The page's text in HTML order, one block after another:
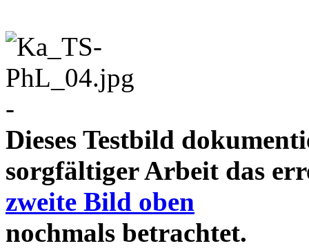
-
Dieses Testbild
sorgfältiger Arbeit das
zweite Bild oben
nochmals